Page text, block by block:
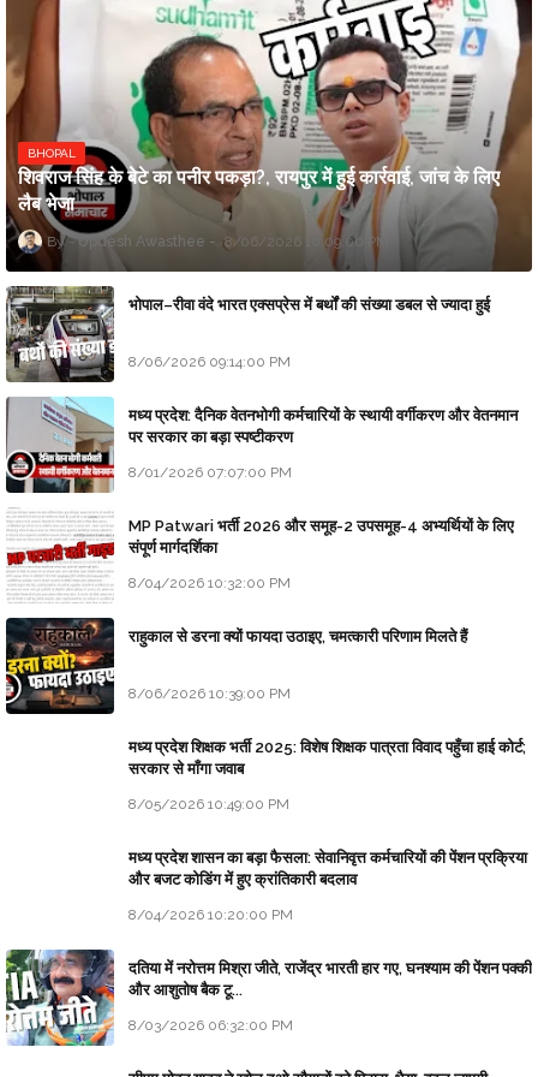
BHOPAL
शिवराज सिंह के बेटे का पनीर पकड़ा?, रायपुर में हुई कार्रवाई, जांच के लिए
लैब भेजा
Updesh Awasthee 8/06/2026 10:09:00 PM
भोपाल–रीवा वंदे भारत एक्सप्रेस में बर्थों की संख्या डबल से ज्यादा हुई
8/06/2026 09:14:00 PM
मध्य प्रदेश: दैनिक वेतनभोगी कर्मचारियों के स्थायी वर्गीकरण और वेतनमान
पर सरकार का बड़ा स्पष्टीकरण
8/01/2026 07:07:00 PM
MP Patwari भर्ती 2026 और समूह-2 उपसमूह-4 अभ्यर्थियों के लिए
संपूर्ण मार्गदर्शिका
8/04/2026 10:32:00 PM
राहुकाल से डरना क्यों फायदा उठाइए, चमत्कारी परिणाम मिलते हैं
8/06/2026 10:39:00 PM
मध्य प्रदेश शिक्षक भर्ती 2025: विशेष शिक्षक पात्रता विवाद पहुँचा हाई कोर्ट;
सरकार से माँगा जवाब
8/05/2026 10:49:00 PM
मध्य प्रदेश शासन का बड़ा फैसला: सेवानिवृत्त कर्मचारियों की पेंशन प्रक्रिया
और बजट कोडिंग में हुए क्रांतिकारी बदलाव
8/04/2026 10:20:00 PM
दतिया में नरोत्तम मिश्रा जीते, राजेंद्र भारती हार गए, घनश्याम की पेंशन पक्की
और आशुतोष बैक टू...
8/03/2026 06:32:00 PM